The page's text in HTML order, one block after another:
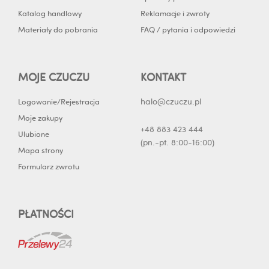
Katalog handlowy
Materiały do pobrania
Reklamacje i zwroty
FAQ / pytania i odpowiedzi
MOJE CZUCZU
Logowanie/Rejestracja
Moje zakupy
Ulubione
Mapa strony
Formularz zwrotu
KONTAKT
halo@czuczu.pl
+48 883 423 444
(pn.-pt. 8:00-16:00)
PŁATNOŚCI